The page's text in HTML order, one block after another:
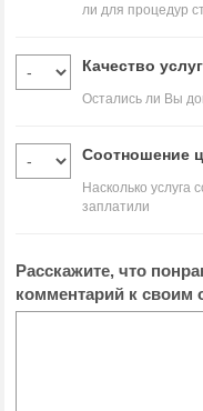
ли для процедур
Качество услуг
Остались ли Вы
Соотношение
Насколько услуга
заплатили
Расскажите, что
комментарий к своим